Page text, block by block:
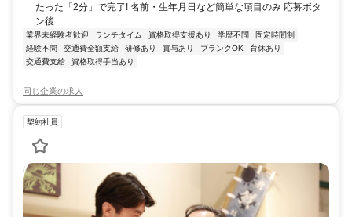
たった「2分」で完了! 名前・生年月日など簡単な項目のみ 応募ボタ
ン後...
業界未経験者歓迎 ランチタイム 資格取得支援あり 学歴不問
固定時間制
経験不問
交通費全額支給 研修あり 賞与あり ブランクOK
育休あり
交通費支給
資格取得手当あり
同じ企業の求人
契約社員